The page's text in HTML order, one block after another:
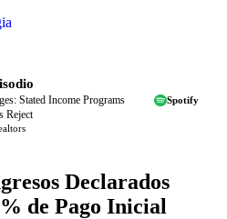
Stated Income Programs
Reject
Spotify
Declarados
de Pago Inicial